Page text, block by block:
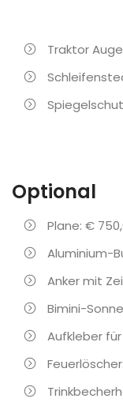
Traktor Auge
Optional
Plane: €
Aluminium-
Anker mit
Bimini-
Aufkleber